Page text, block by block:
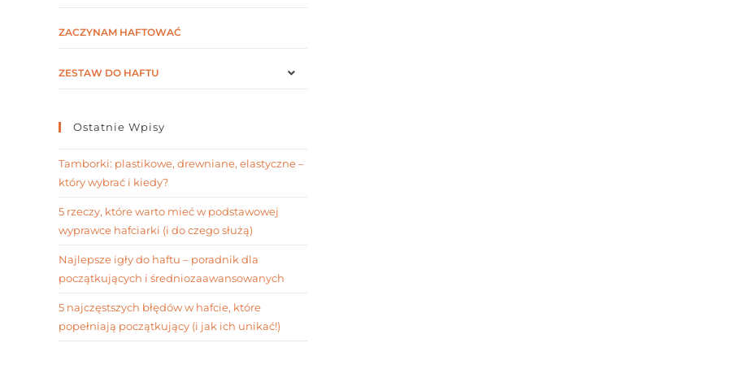
ZACZYNAM HAFTOWAĆ
ZESTAW DO HAFTU
Ostatnie Wpisy
Tamborki: plastikowe, drewniane, elastyczne –
który wybrać i kiedy?
5 rzeczy, które warto mieć w podstawowej
wyprawce hafciarki (i do czego służą)
Najlepsze igły do haftu – poradnik dla
początkujących i średniozaawansowanych
5 najczęstszych błędów w hafcie, które
popełniają początkujący (i jak ich unikać!)